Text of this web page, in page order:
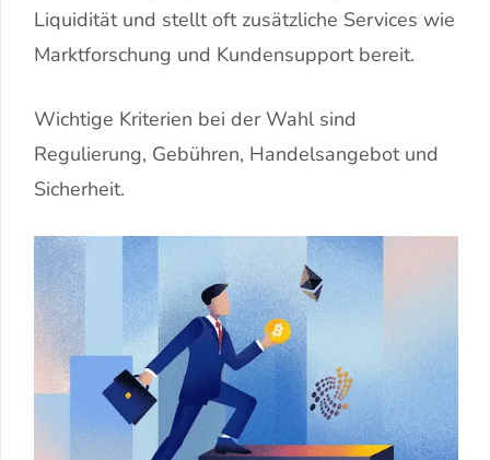
Liquidität und stellt oft zusätzliche Services wie
Marktforschung und Kundensupport bereit.
Wichtige Kriterien bei der Wahl sind
Regulierung, Gebühren, Handelsangebot und
Sicherheit.